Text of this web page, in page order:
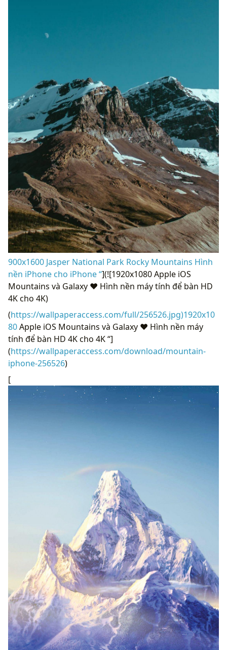
900x1600 Jasper National Park Rocky Mountains Hình
nền iPhone cho iPhone “](![1920x1080 Apple iOS
Mountains và Galaxy ❤ Hình nền máy tính để bàn HD
4K cho 4K)
(https://wallpaperaccess.com/full/256526.jpg)1920x10
80Apple iOS Mountains và Galaxy ❤ Hình nền máy
tính để bàn HD 4K cho 4K “]
(https://wallpaperaccess.com/download/mountain-
iphone-256526)
[